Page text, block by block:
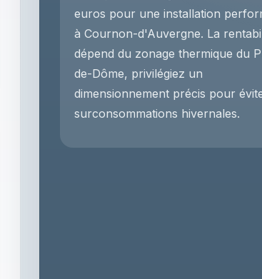
euros pour une installation
à Cournon-d'Auvergne. La
dépend du zonage thermique du
de-Dôme, privilégiez un
dimensionnement précis pour
surconsommations hivernales.